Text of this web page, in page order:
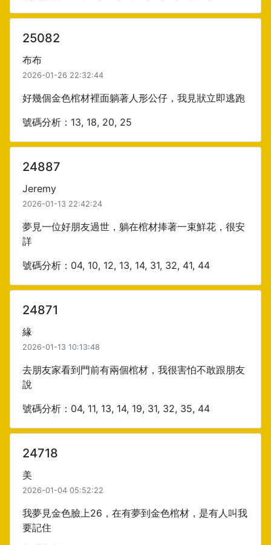
25082
布布
2026-01-26 22:32:44
好幾個金色棺材裡面躺著人形公仔，我見狀立即逃跑
號碼分析：13, 18, 20, 25
24887
Jeremy
2026-01-13 22:42:24
夢見一位好朋友過世，躺在棺材捧著一束鮮花，很安
詳
號碼分析：04, 10, 12, 13, 14, 31, 32, 41, 44
24871
緣
2026-01-13 10:13:48
去朋友家看到門前有兩個棺材，我很害怕不敢跟朋友
說
號碼分析：04, 11, 13, 14, 19, 31, 32, 35, 44
24718
美
2026-01-04 05:52:22
我夢見金色臉上26，在有夢到金色棺材，是有人叫我
要記住